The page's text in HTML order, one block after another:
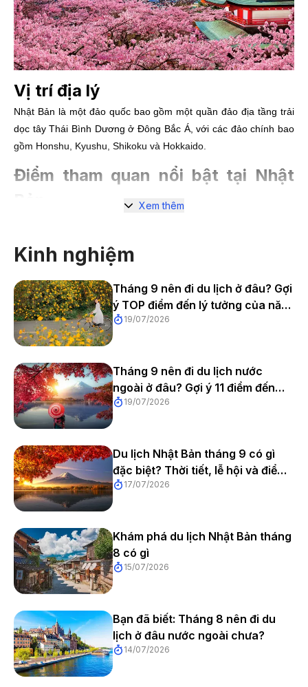
Vị trí địa lý
Nhật Bản là một đảo quốc bao gồm một quần đảo địa tầng trải
dọc tây Thái Bình Dương ở Đông Bắc Á, với các đảo chính bao
gồm Honshu, Kyushu, Shikoku và Hokkaido.
Điểm tham quan nổi bật tại Nhật
Hoàng cung Tokyo
dành cho hoàng gia Nhật Bản sinh sống và làm việc. Đây cũng
có vai trò trong chính trị - ngoại giao quan trọng vì là nơi hoạt
động ngoại giao với lãnh đạo các nước. Hơn nữa, nói về mặt
lịch sử thì hoàng cung chính là nơi tôn nghiêm nhất của “quốc
công viên rộng lớn với cảnh vật tuyệt đẹp và được bao bọc bởi
hào nước và tường thành bằng đá.
Khu phố Shibuya
Là nơi hội tụ những trải nghiệm giải trí thú vị nhất ở Tokyo,
Shibuya là địa điểm vui chơi giải trí được nhiều bạn trẻ và du
khách ở Nhật Bản yêu thích. Nếu tổng thể của Tokyo toát lên vẻ
Xem thêm
Kinh nghiệm
Tháng 9 nên đi du lịch ở đâu? Gợi
ý TOP điểm đến lý tưởng của năm
2026
19/07/2026
Tháng 9 nên đi du lịch nước
ngoài ở đâu? Gợi ý 11 điểm đến
đẹp, dễ đi và đáng trải nghiệm
19/07/2026
Du lịch Nhật Bản tháng 9 có gì
đặc biệt? Thời tiết, lễ hội và điểm
đến 2026
17/07/2026
Khám phá du lịch Nhật Bản tháng
8 có gì
15/07/2026
Bạn đã biết: Tháng 8 nên đi du
lịch ở đâu nước ngoài chưa?
14/07/2026